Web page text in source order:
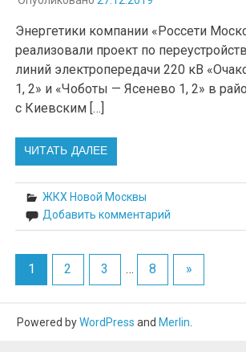
Энергетики компании «Россети
реализовали проект по
линий электропередачи 220 кВ
1, 2» и «Чоботы — Ясенево 1, 2» в
с Киевским […]
ЧИТАТЬ ДАЛЕЕ
ЖКХ Новой Москвы
Добавить комментарий
1 2 3 … 8 »
Powered byWordPress and Merlin